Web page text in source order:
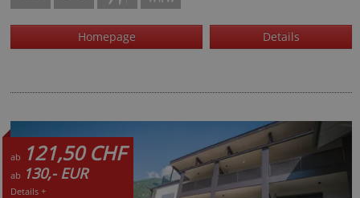
Homepage Details
ab 121,50 CHF
ab 130,- EUR
Details +